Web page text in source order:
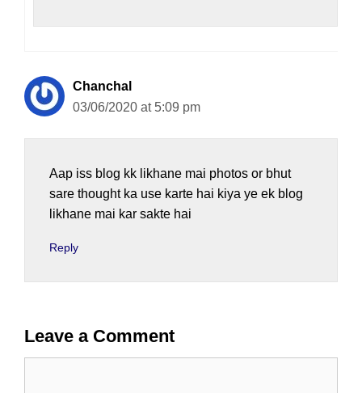
Chanchal
03/06/2020 at 5:09 pm
Aap iss blog kk likhane mai photos or bhut
sare thought ka use karte hai kiya ye ek blog
likhane mai kar sakte hai
Reply
Leave a Comment